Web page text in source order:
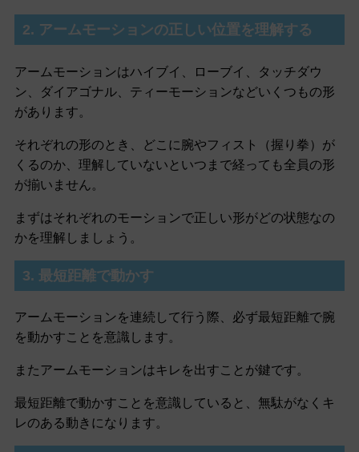
2. アームモーションの正しい位置を理解する
アームモーションはハイブイ、ローブイ、タッチダウ
ン、ダイアゴナル、ティーモーションなどいくつもの形
があります。
それぞれの形のとき、どこに腕やフィスト（握り拳）が
くるのか、理解していないといつまで経っても全員の形
が揃いません。
まずはそれぞれのモーションで正しい形がどの状態なの
かを理解しましょう。
3. 最短距離で動かす
アームモーションを連続して行う際、必ず最短距離で腕
を動かすことを意識します。
またアームモーションはキレを出すことが鍵です。
最短距離で動かすことを意識していると、無駄がなくキ
レのある動きになります。